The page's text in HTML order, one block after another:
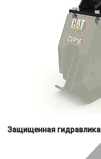
Защищенная гидравлика